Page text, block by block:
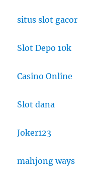
situs slot gacor
Slot Depo 10k
Casino Online
Slot dana
Joker123
mahjong ways